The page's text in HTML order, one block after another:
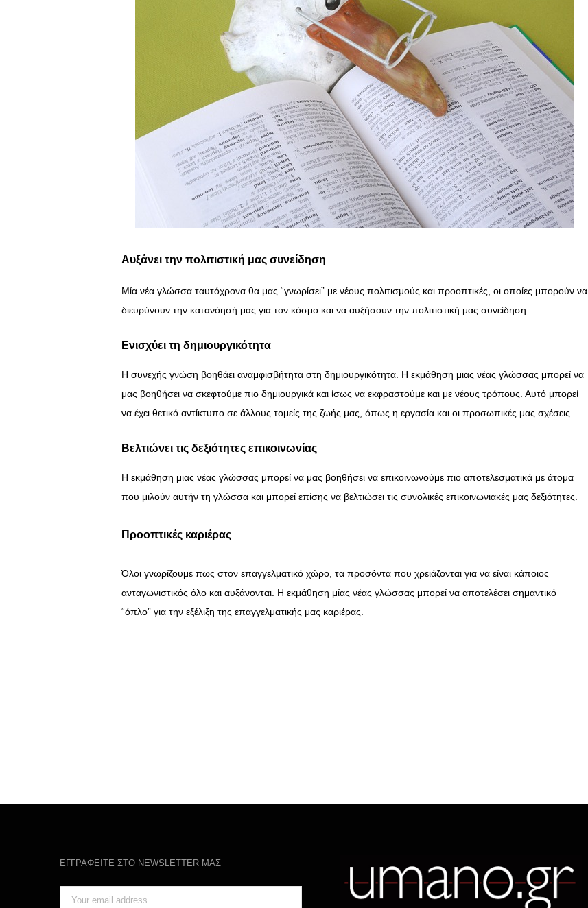
Αυξάνει την πολιτιστική μας συνείδηση
Μία νέα γλώσσα ταυτόχρονα θα μας “γνωρίσει” με νέους πολιτισμούς και προοπτικές, οι οποίες μπορούν να
διευρύνουν την κατανόησή μας για τον κόσμο και να αυξήσουν την πολιτιστική μας συνείδηση.
Ενισχύει τη δημιουργικότητα
Η συνεχής γνώση βοηθάει αναμφισβήτητα στη δημιουργικότητα. Η εκμάθηση μιας νέας γλώσσας μπορεί να
μας βοηθήσει να σκεφτούμε πιο δημιουργικά και ίσως να εκφραστούμε και με νέους τρόπους. Αυτό μπορεί
να έχει θετικό αντίκτυπο σε άλλους τομείς της ζωής μας, όπως η εργασία και οι προσωπικές μας σχέσεις.
Βελτιώνει τις δεξιότητες επικοινωνίας
Η εκμάθηση μιας νέας γλώσσας μπορεί να μας βοηθήσει να επικοινωνούμε πιο αποτελεσματικά με άτομα
που μιλούν αυτήν τη γλώσσα και μπορεί επίσης να βελτιώσει τις συνολικές επικοινωνιακές μας δεξιότητες.
Προοπτικές καριέρας
Όλοι γνωρίζουμε πως στον επαγγελματικό χώρο, τα προσόντα που χρειάζονται για να είναι κάποιος
ανταγωνιστικός όλο και αυξάνονται. Η εκμάθηση μίας νέας γλώσσας μπορεί να αποτελέσει σημαντικό
“όπλο” για την εξέλιξη της επαγγελματικής μας καριέρας.
13/06/2018
ΕΓΓΡΑΦΕΙΤΕ ΣΤΟ NEWSLETTER ΜΑΣ